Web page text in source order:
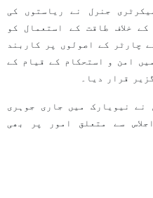
جنرل نے ریاستوں کی
کے خلاف طاقت کے استعمال کو
چارٹر کے اصولوں پر کاربند
امن و استحکام کے قیام کے
قرار دیا۔
نے نیویارک میں جاری جوہری
سے متعلق امور پر بھی